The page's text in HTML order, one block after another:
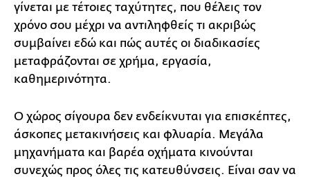
γίνεται με τέτοιες ταχύτητες, που θέλεις τον
χρόνο σου μέχρι να αντιληφθείς τι ακριβώς
συμβαίνει εδώ και πώς αυτές οι διαδικασίες
μεταφράζονται σε χρήμα, εργασία,
καθημερινότητα.
Ο χώρος σίγουρα δεν ενδείκνυται για επισκέπτες,
άσκοπες μετακινήσεις και φλυαρία. Μεγάλα
μηχανήματα και βαρέα οχήματα κινούνται
συνεχώς προς όλες τις κατευθύνσεις. Είναι σαν να